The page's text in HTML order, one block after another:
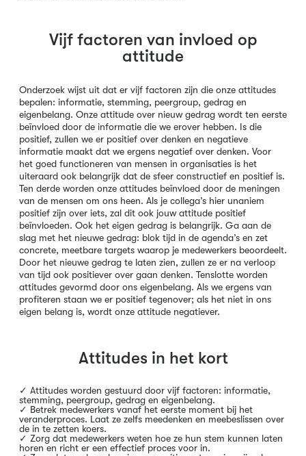
Vijf factoren van invloed op
attitude
Onderzoek wijst uit dat er vijf factoren zijn die onze attitudes
bepalen: informatie, stemming, peergroup, gedrag en
eigenbelang. Onze attitude over nieuw gedrag wordt ten eerste
beïnvloed door de informatie die we erover hebben. Is die
positief, zullen we er positief over denken en negatieve
informatie maakt dat we ergens negatief over denken. Voor
het goed functioneren van mensen in organisaties is het
uiteraard ook belangrijk dat de sfeer constructief en positief is.
Ten derde worden onze attitudes beïnvloed door de meningen
van de mensen om ons heen. Als je collega’s hier unaniem
positief zijn over iets, zal dit ook jouw attitude positief
beïnvloeden. Ook het eigen gedrag is belangrijk. Ga aan de
slag met het nieuwe gedrag: blok tijd in de agenda’s en zet
concrete, meetbare targets waarop je medewerkers beoordeelt.
Door het nieuwe gedrag te laten zien, zullen ze er na verloop
van tijd ook positiever over gaan denken. Tenslotte worden
attitudes gevormd door ons eigenbelang. Als we ergens van
profiteren staan we er positief tegenover; als het niet in ons
eigen belang is, wordt onze attitude negatiever.
Attitudes in het kort
✓ Attitudes worden gestuurd door vijf factoren: informatie,
stemming, peergroup, gedrag en eigenbelang.
✓ Betrek medewerkers vanaf het eerste moment bij het
veranderproces. Laat ze zelfs meedenken en meebeslissen over
de in te zetten koers.
✓ Zorg dat medewerkers weten hoe ze hun stem kunnen laten
horen en richt er een effectief proces voor in.